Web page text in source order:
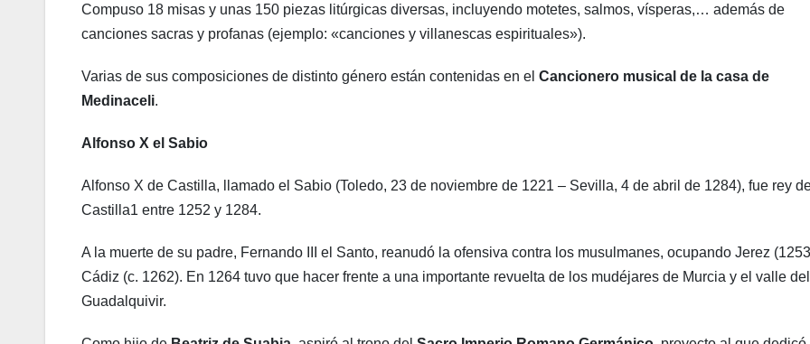
Compuso 18 misas y unas 150 piezas litúrgicas diversas, incluyendo motetes, salmos, vísperas,… además de
canciones sacras y profanas (ejemplo: «canciones y villanescas espirituales»).
Varias de sus composiciones de distinto género están contenidas en el Cancionero musical de la casa de
Medinaceli.
Alfonso X el Sabio
Alfonso X de Castilla, llamado el Sabio (Toledo, 23 de noviembre de 1221 – Sevilla, 4 de abril de 1284), fue rey
Castilla1 entre 1252 y 1284.
A la muerte de su padre, Fernando III el Santo, reanudó la ofensiva contra los musulmanes, ocupando Jerez
Cádiz (c. 1262). En 1264 tuvo que hacer frente a una importante revuelta de los mudéjares de Murcia y el valle del
Guadalquivir.